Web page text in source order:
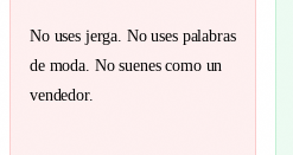
No uses jerga. No uses palabras
de moda. No suenes como un
vendedor.